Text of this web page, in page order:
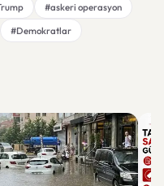
#askeri operasyon
#Demokratlar